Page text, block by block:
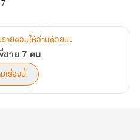
ายตอนให้อ่านด้วยนะ
ชาย 7 คน
เรื่องนี้